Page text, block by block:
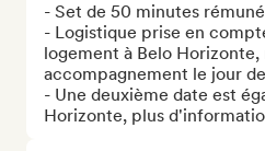
- Set de 50 minutes
- Logistique prise en
logement à Belo
accompagnement le jour
- Une deuxième date est
Horizonte, plus